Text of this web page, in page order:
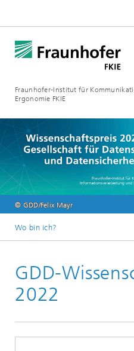
Fraunhofer-Institut für
Ergonomie FKIE
© GDD/Felix Mayr
Wo bin ich?
Newsroom
Presse
GDD-
2022